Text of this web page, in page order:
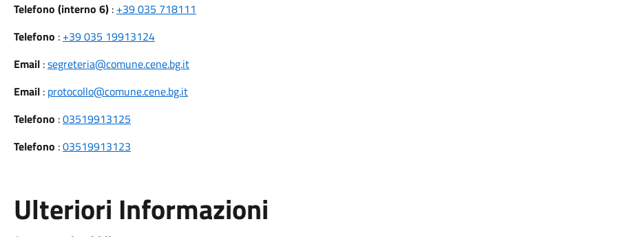
Telefono (interno 6): +39 035 718111
Telefono : +39 035 19913124
Email:segreteria@comune.cene.bg.it
Email: protocollo@comune.cene.bg.it
Telefono :03519913125
Telefono :03519913123
Ulteriori Informazioni